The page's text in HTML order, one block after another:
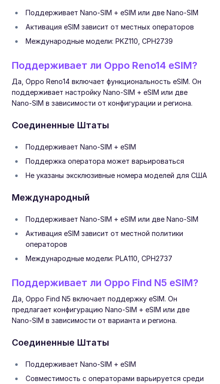
Поддерживает Nano-SIM + eSIM или две Nano-SIM
Активация eSIM зависит от местных операторов
Международные модели: PKZ110, CPH2739
Поддерживает ли Oppo Reno14 eSIM?
Да, Oppo Reno14 включает функциональность eSIM. Он
поддерживает настройку Nano-SIM + eSIM или две
Nano-SIM в зависимости от конфигурации и региона.
Соединенные Штаты
Поддерживает Nano-SIM + eSIM
Поддержка оператора может варьироваться
Не указаны эксклюзивные номера моделей для США
Международный
Поддерживает Nano-SIM + eSIM или две Nano-SIM
Активация eSIM зависит от местной политики
операторов
Международные модели: PLA110, CPH2737
Поддерживает ли Oppo Find N5 eSIM?
Да, Oppo Find N5 включает поддержку eSIM. Он
предлагает конфигурацию Nano-SIM + eSIM или две
Nano-SIM в зависимости от варианта и региона.
Соединенные Штаты
Поддерживает Nano-SIM + eSIM
Совместимость с операторами варьируется среди